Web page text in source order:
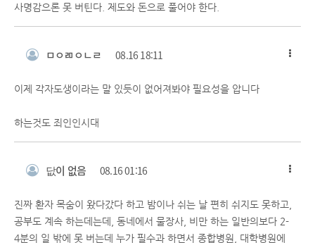
사명감으론 못 버틴다. 제도와 돈으로 풀어야 한다.
ㅁㅇㄻㅇㄴㄹ 08.16 18:11
이제 각자도생이라는 말 있듯이 없어져봐야 필요성을 압니다
하는것도 죄인인시대
닶이 없음 08.16 01:16
진짜 환자 목숨이 왔다갔다 하고 밤이나 쉬는 날 편히 쉬지도 못하고,
공부도 계속 하는데는데, 동네에서 물장사, 비만 하는 일반의보다 2-
4분의 일 밖에 못 버는데 누가 필수과 하면서 종합병원, 대학병원에